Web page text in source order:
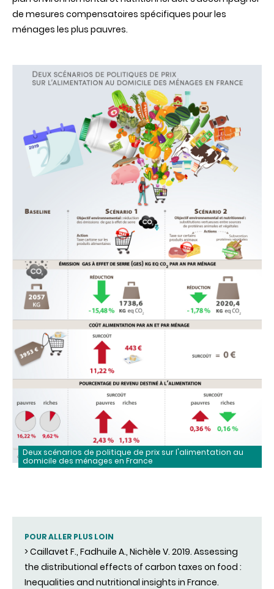
de mesures compensatoires spécifiques pour les
ménages les plus pauvres.
Deux scénarios de politique de prix sur l'alimentation au
domicile des ménages en France
POUR ALLER PLUS LOIN
> Caillavet F., Fadhuile A., Nichèle V. 2019. Assessing
the distributional effects of carbon taxes on food :
Inequalities and nutritional insights in France.